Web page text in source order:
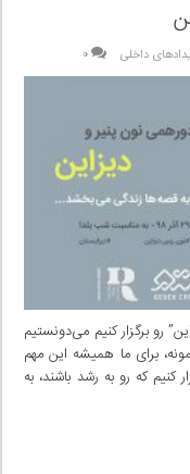
داخلی ۰
رو برگزار کنیم می‌دونستیم
برای ما همیشه این مهم
کنیم که رو به رشد باشند، به